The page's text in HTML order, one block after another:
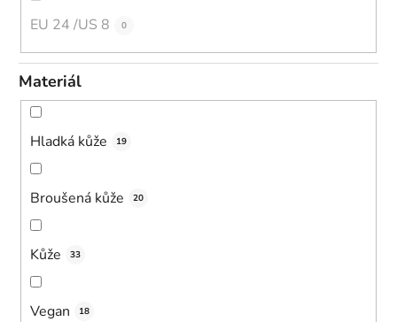
EU 24 /US 8 0
Materiál
Hladká kůže 19
Broušená kůže 20
Kůže 33
Vegan 18